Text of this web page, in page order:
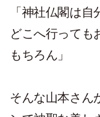
「神社仏閣は自
どこへ行っても
もちろん」
そんな山本さん